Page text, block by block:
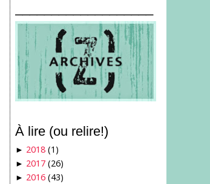
À lire (ou relire!)
► 2018 (1)
► 2017 (26)
► 2016 (43)